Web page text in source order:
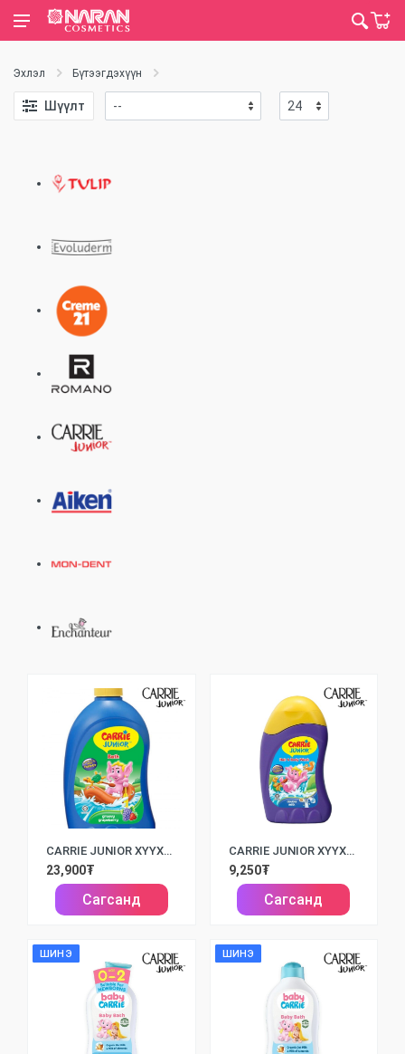
Эхлэл Бүтээгдэхүүн
Шүүлт
CARRIE JUNIOR ХҮҮХДИЙН ВАННЫ ХӨӨС GROOVY GRAPEBERRY /700МЛ/
23,900₮
Сагсанд
CARRIE JUNIOR ХҮҮХДИЙН ВАННЫ ХӨӨС DOUBLE MILK /280МЛ/
9,250₮
Сагсанд
ШИНЭ ШИНЭ